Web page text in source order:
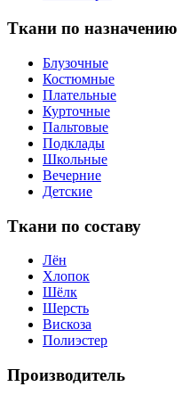
Ткани по назначению
Блузочные
Костюмные
Плательные
Курточные
Пальтовые
Подклады
Школьные
Вечерние
Детские
Ткани по составу
Лён
Хлопок
Шёлк
Шерсть
Вискоза
Полиэстер
Производитель